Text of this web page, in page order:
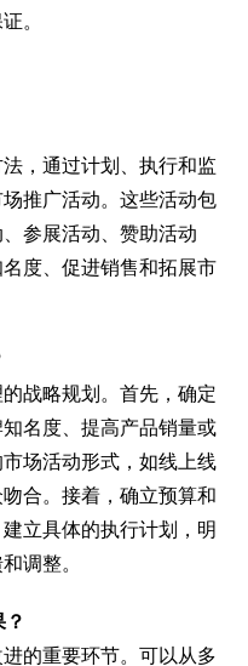
。
，通过计划、执行和监
推广活动。这些活动包
参展活动、赞助活动
度、促进销售和拓展市
战略规划。首先，确定
名度、提高产品销量或
场活动形式，如线上线
合。接着，确立预算和
立具体的执行计划，明
调整。
的重要环节。可以从多